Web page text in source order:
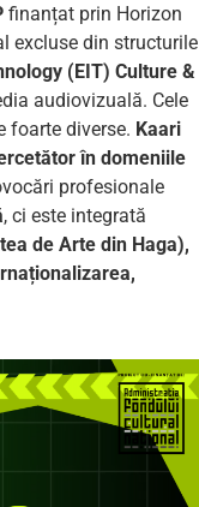
finanțat prin Horizon
excluse din structurile
(EIT) Culture &
audiovizuală. Cele
foarte diverse. Kaari
în domeniile
profesionale
, ci este integrată
de Arte din Haga),